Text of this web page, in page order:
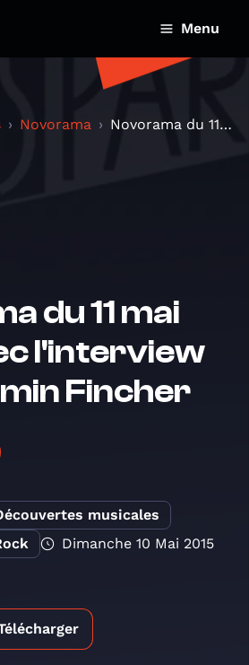
Menu
Novorama Novorama du 11 mai 2015 avec l'interview de Benjam...
du 11 mai
l'interview
Fincher
musicales
Dimanche 10 Mai 2015